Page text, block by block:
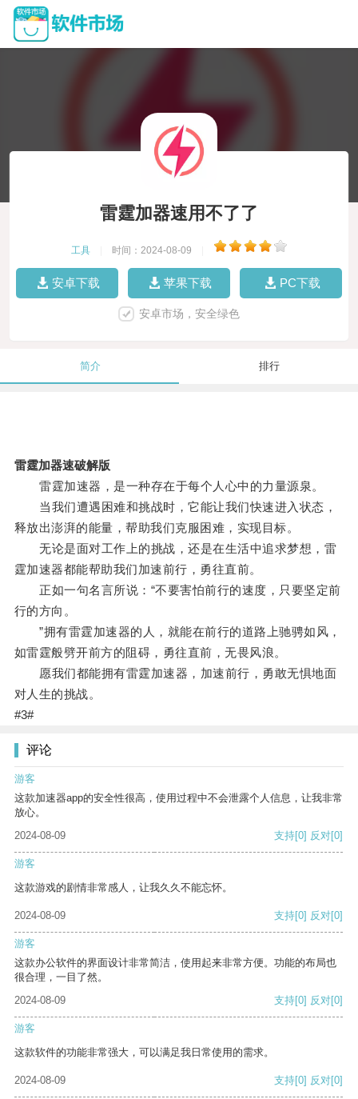
雷霆加器速用不了了
工具 时间：2024-08-09
安卓下载 苹果下载 PC下载
安卓市场，安全绿色
简介 排行
雷霆加器速破解版
雷霆加速器，是一种存在于每个人心中的力量源泉。
当我们遭遇困难和挑战时，它能让我们快速进入状态，
释放出澎湃的能量，帮助我们克服困难，实现目标。
无论是面对工作上的挑战，还是在生活中追求梦想，雷
霆加速器都能帮助我们加速前行，勇往直前。
正如一句名言所说：“不要害怕前行的速度，只要坚定前
行的方向。
”拥有雷霆加速器的人，就能在前行的道路上驰骋如风，
如雷霆般劈开前方的阻碍，勇往直前，无畏风浪。
愿我们都能拥有雷霆加速器，加速前行，勇敢无惧地面
对人生的挑战。
#3#
评论
游客
这款加速器app的安全性很高，使用过程中不会泄露个人信息，让我非常
放心。
2024-08-09
支持[0] 反对[0]
游客
这款游戏的剧情非常感人，让我久久不能忘怀。
2024-08-09 支持[0] 反对[0]
游客
这款办公软件的界面设计非常简洁，使用起来非常方便。功能的布局也
很合理，一目了然。
2024-08-09
支持[0] 反对[0]
游客
这款软件的功能非常强大，可以满足我日常使用的需求。
2024-08-09 支持[0] 反对[0]